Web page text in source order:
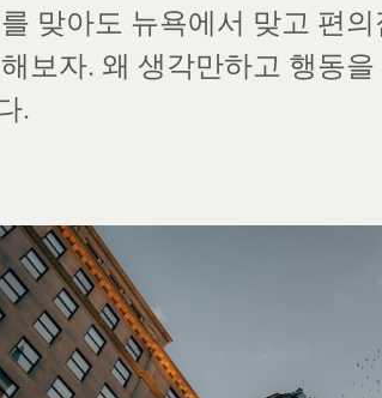
맞아도 뉴욕에서 맞고 편
보자. 왜 생각만하고 행동
.